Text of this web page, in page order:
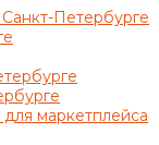
Петербурге